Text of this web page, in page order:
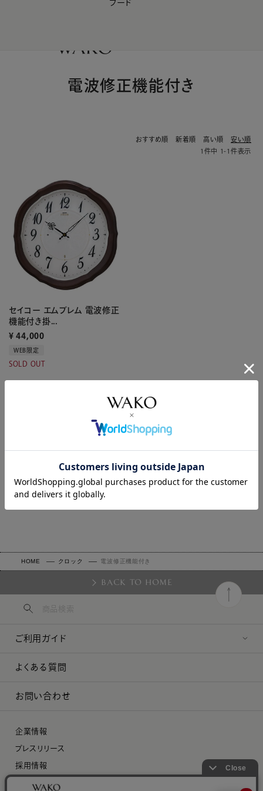
【会員様限定】夏のプレゼントキャンペーン開催中
フード
電波修正機能付き
おすすめ順 新着順 高い順
安い順
1 件中 1-1 件表示
セイコー エムブレム 電波修正
機能付き掛...
¥ 44,000
WEB限定
SOLD OUT
件中 1 1件表示
最近ご覧になった商品
HOME クロック 電波修正機能付き
BACK TO HOME
ご利用ガイド
よくある質問
お問い合わせ
企業情報
プレスリリース
採用情報